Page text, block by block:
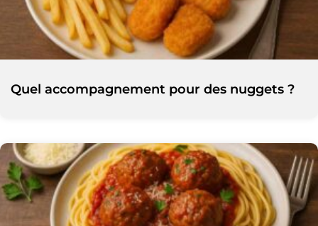
Quel accompagnement pour des nuggets ?